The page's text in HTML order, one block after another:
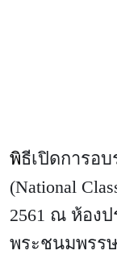
พิธีเปิดการอ
(National
2561 ณ ห้อง
พระชนมพรร